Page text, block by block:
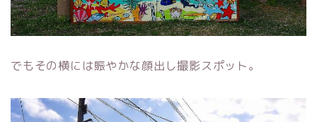
でもその横には賑やかな顔出し撮影スポット。